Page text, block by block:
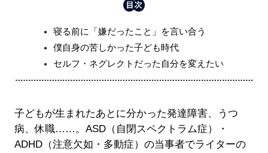
寝る前に「嫌だったこと」を言い合う
僕自身の苦しかった子ども時代
セルフ・ネグレクトだった自分を変えたい
子どもが生まれたあとに分かった発達障害、うつ
病、休職……。ASD（自閉スペクトラム症）・
ADHD（注意欠如・多動症）の当事者でライターの